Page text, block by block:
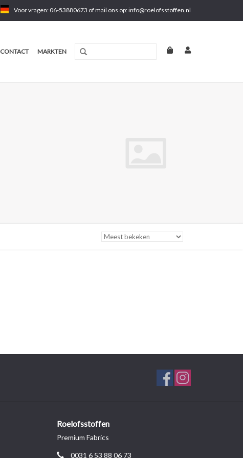
Voor vragen: 06-53880673 of mail ons op:info@roelofsstoffen.nl
CONTACT MARKTEN
Roelofsstoffen
Premium Fabrics
0031 6 53 88 06 73